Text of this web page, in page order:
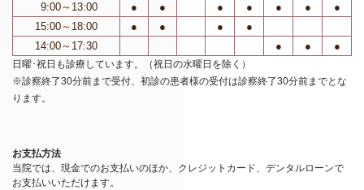
9:00～13:00
● ● ● ● ● ●
●
15:00～18:00
● ● ●
●
14:00～17:30
● ● ●
日曜･祝日も診療しています。（祝日の水曜日を除く）
※診察終了30分前まで受付、初診の患者様の受付は診察終了30分前までとな
ります。
お支払方法
当院では、現金でのお支払いのほか、クレジットカード、デンタルローンで
お支払いいただけます。